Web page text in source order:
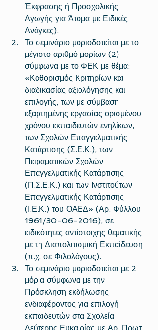
Έκφρασης ή Προσχολικής
Αγωγής για Άτομα με Ειδικές
Ανάγκες).
Το σεμινάριο μοριοδοτείται με το
μέγιστο αριθμό μορίων (2)
σύμφωνα με το ΦΕΚ με θέμα:
«Καθορισμός Κριτηρίων και
διαδικασίας αξιολόγησης και
επιλογής, των με σύμβαση
εξαρτημένης εργασίας ορισμένου
χρόνου εκπαιδευτών ενηλίκων,
των Σχολών Επαγγελματικής
Κατάρτισης (Σ.Ε.Κ.), των
Πειραματικών Σχολών
Επαγγελματικής Κατάρτισης
(Π.Σ.Ε.Κ.) και των Ινστιτούτων
Επαγγελματικής Κατάρτισης
(Ι.Ε.Κ.) του ΟΑΕΔ» (Αρ. Φύλλου
1961/30-06-2016), σε
ειδικότητες αντίστοιχης θεματικής
με τη Διαπολιτισμική Εκπαίδευση
(π.χ. σε Φιλολόγους).
Το σεμινάριο μοριοδοτείται με 2
μόρια σύμφωνα με την
Πρόσκληση εκδήλωσης
ενδιαφέροντος για επιλογή
εκπαιδευτών στα Σχολεία
Δεύτερης Ευκαιρίας με Αρ. Πρωτ.